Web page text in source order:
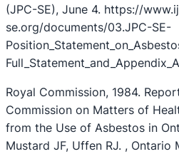
(JPC-SE), June 4. https://
se.org/documents/03.JPC-SE-
Royal Commission, 1984.
Commission on Matters of
from the Use of Asbestos in
Mustard JF, Uffen RJ. ,